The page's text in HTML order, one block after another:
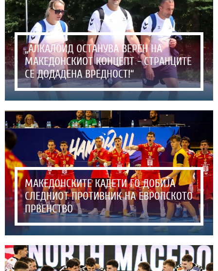
„АЛКАЛОИД ОСТАНУВА ВЕРЕН НА
МАКЕДОНСКИОТ КОНЦЕПТ - СТРАНЦИТЕ
СЕ ДОДАДЕНА ВРЕДНОСТ!“
МАКЕДОНСКИТЕ КАДЕТИ ГО ДОБИЈА
СЛЕДНИОТ ПРОТИВНИК НА ЕВРОПСКОТО
ПРВЕНСТВО